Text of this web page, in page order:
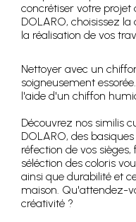
concrétiser votre projet
DOLARO, choisissez
la réalisation de vos
Nettoyer avec un
soigneusement
l'aide d'un chiffon
Découvrez nos similis
DOLARO, des
réfection de vos
séléction des coloris
ainsi que durabilité et
maison. Qu'attendez-
créativité ?